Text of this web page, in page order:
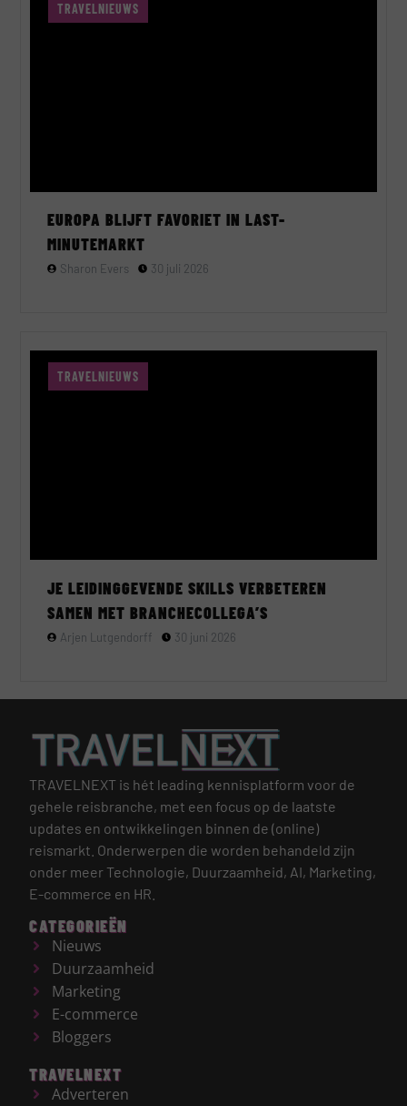
TRAVELNIEUWS
EUROPA BLIJFT FAVORIET IN LAST-
MINUTEMARKT
Sharon Evers 30 juli 2026
TRAVELNIEUWS
JE LEIDINGGEVENDE SKILLS VERBETEREN
SAMEN MET BRANCHECOLLEGA’S
Arjen Lutgendorff 30 juni 2026
TRAVELNEXT is hét leading kennisplatform voor de
gehele reisbranche, met een focus op de laatste
updates en ontwikkelingen binnen de (online)
reismarkt. Onderwerpen die worden behandeld zijn
onder meer Technologie, Duurzaamheid, AI, Marketing,
E-commerce en HR.
CATEGORIEËN
Nieuws
Duurzaamheid
Marketing
E-commerce
Bloggers
TRAVELNEXT
Adverteren